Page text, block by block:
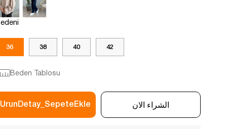
36 38 40 42
Beden Tablosu